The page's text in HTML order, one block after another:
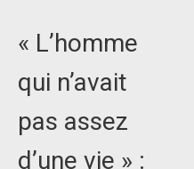
« L’homme
qui n’avait
pas assez
d’une vie » :